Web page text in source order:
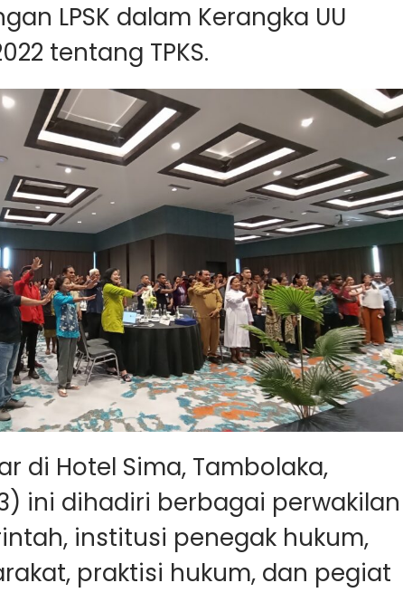
LPSK dalam Kerangka UU
tentang TPKS.
di Hotel Sima, Tambolaka,
ini dihadiri berbagai perwakilan
institusi penegak hukum,
praktisi hukum, dan pegiat